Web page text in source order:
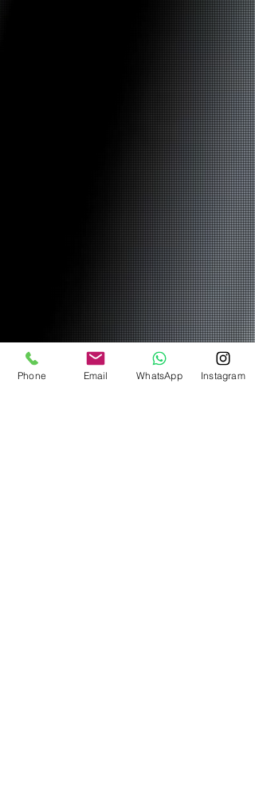
Phone Email WhatsApp Instagram